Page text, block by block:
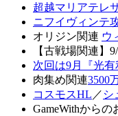
超越マリアテレ
ニフイヴィンテ
オリジン関連 ウ
【古戦場関連】
次回は9月『光有
肉集め関連3500
コスモスHL ／ シ
GameWithからの